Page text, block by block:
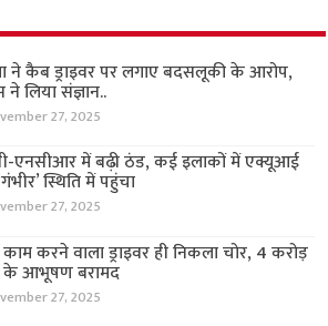
ने कैब ड्राइवर पर लगाए बदसलूकी के आरोप,
लिया संज्ञान..
27, 2025
एनसीआर में बढ़ी ठंड, कई इलाकों में एक्यूआई
स्थिति में पहुंचा
27, 2025
करने वाला ड्राइवर ही निकला चोर, 4 करोड़
आभूषण बरामद
27, 2025